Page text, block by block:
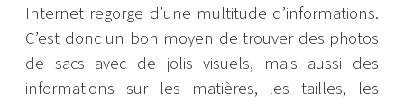
Internet regorge d’une multitude d’informations.
C’est donc un bon moyen de trouver des photos
de sacs avec de jolis visuels, mais aussi des
informations sur les matières, les tailles, les